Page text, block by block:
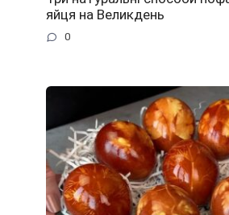
яйця на Великдень
0